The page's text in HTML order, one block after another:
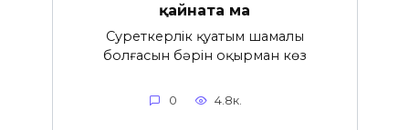
қайната ма
Суреткерлік қуатым шамалы
болғасын бәрін оқырман көз
0 4.8к.